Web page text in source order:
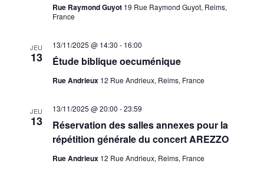
Rue Raymond Guyot 19 Rue Raymond Guyot, Reims,
France
JEU
13 Étude biblique oecuménique
13/11/2025 @ 14:30 - 16:00
Rue Andrieux 12 Rue Andrieux, Reims, France
JEU
13
Réservation des salles annexes pour la
répétition générale du concert AREZZO
13/11/2025 @ 20:00 -23:59
Rue Andrieux 12 Rue Andrieux, Reims, France